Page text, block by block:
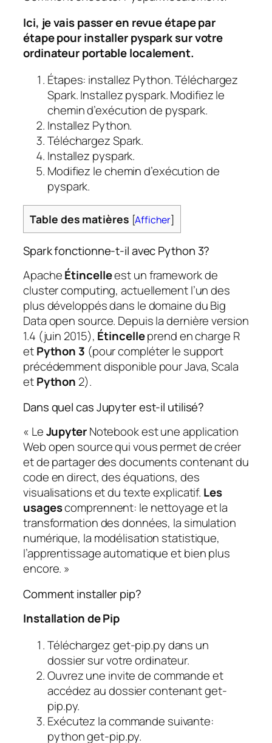
Ici, je vais passer en revue étape par
étape pour installer pyspark sur votre
ordinateur portable localement.
Étapes: installez Python. Téléchargez
Spark. Installez pyspark. Modifiez le
chemin d’exécution de pyspark.
Installez Python.
Téléchargez Spark.
Installez pyspark.
Modifiez le chemin d’exécution de
pyspark.
Table des matières [Afficher]
Spark fonctionne-t-il avec Python 3?
ApacheÉtincelleest un framework de
cluster computing, actuellement l’un des
plus développés dans le domaine du Big
Data open source. Depuis la dernière version
1.4 (juin 2015), Étincelleprend en charge R
etPython 3 (pour compléter le support
précédemment disponible pour Java, Scala
etPython 2).
Dans quel cas Jupyter est-il utilisé?
« LeJupyterNotebook est une application
Web open source qui vous permet de créer
et de partager des documents contenant du
code en direct, des équations, des
visualisations et du texte explicatif. Les
usagescomprennent: le nettoyage et la
transformation des données, la simulation
numérique, la modélisation statistique,
l’apprentissage automatique et bien plus
encore. »
Comment installer pip?
Installation de Pip
Téléchargez get-pip.py dans un
dossier sur votre ordinateur.
Ouvrez une invite de commande et
accédez au dossier contenant get-
pip.py.
Exécutez la commande suivante:
python get-pip.py.